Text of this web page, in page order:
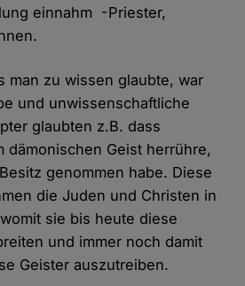
einnahm -Priester,
man zu wissen glaubte, war
und unwissenschaftliche
glaubten z.B. dass
dämonischen Geist herrühre,
genommen habe. Diese
die Juden und Christen in
sie bis heute diese
und immer noch damit
Geister auszutreiben.